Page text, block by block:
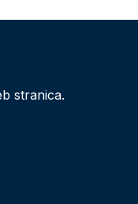
stranica.